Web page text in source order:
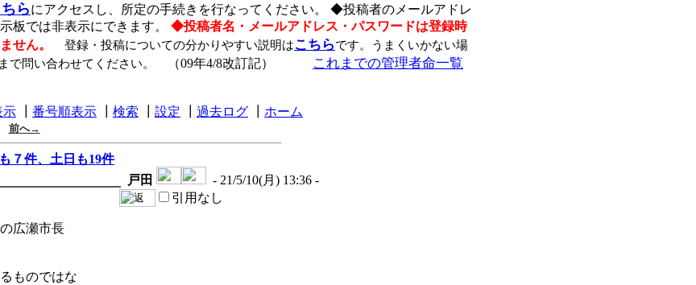
らにアクセスし、所定の手続きを行なってください。 ◆投稿者のメールアドレ
板では非表示にできます。 ◆投稿者名・メールアドレス・パスワードは登録時
せん。
登録・投稿についての分かりやすい説明はこちらです。うまくいかない場
まで問い合わせてください。 （09年4/8改訂記） これまでの管理者命一覧
示 番号順表示 検索 設定 過去ログ
ホーム
前へ→
７件、土日も19件
戸田 - 21/5/10(月) 13:36 -
広瀬市長
ものではな
引用なし